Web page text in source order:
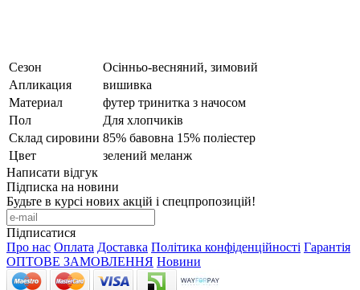
Сезон
Осінньо-весняний, зимовий
Апликация
вишивка
Материал
футер тринитка з начосом
Пол
Для хлопчиків
Склад сировини 85% бавовна 15% поліестер
Цвет
зелений меланж
Написати відгук
Підписка на новини
Будьте в курсі нових акцій і спецпропозицій!
Підписатися
Про нас Оплата Доставка Політика конфіденційності Гарантія
ОПТОВЕ ЗАМОВЛЕННЯ Новини